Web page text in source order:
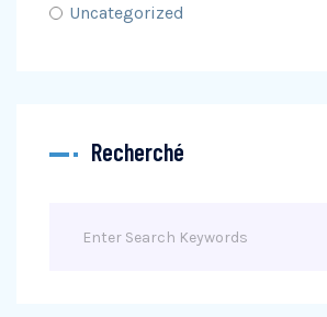
Uncategorized
Recherché